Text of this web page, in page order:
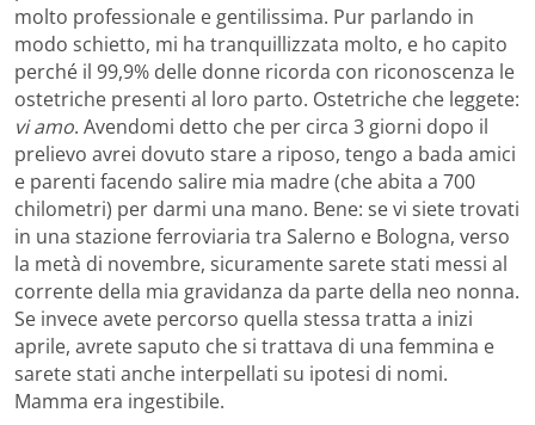
molto professionale e gentilissima. Pur parlando in
modo schietto, mi ha tranquillizzata molto, e ho capito
perché il 99,9% delle donne ricorda con riconoscenza le
ostetriche presenti al loro parto. Ostetriche che leggete:
vi amo. Avendomi detto che per circa 3 giorni dopo il
prelievo avrei dovuto stare a riposo, tengo a bada amici
e parenti facendo salire mia madre (che abita a 700
chilometri) per darmi una mano. Bene: se vi siete trovati
in una stazione ferroviaria tra Salerno e Bologna, verso
la metà di novembre, sicuramente sarete stati messi al
corrente della mia gravidanza da parte della neo nonna.
Se invece avete percorso quella stessa tratta a inizi
aprile, avrete saputo che si trattava di una femmina e
sarete stati anche interpellati su ipotesi di nomi.
Mamma era ingestibile.